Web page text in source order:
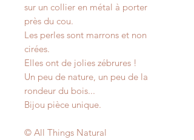
sur un collier en métal à porter
près du cou.
Les perles sont marrons et non
cirées.
Elles ont de jolies zébrures !
Un peu de nature, un peu de la
rondeur du bois...
Bijou pièce unique.
© All Things Natural